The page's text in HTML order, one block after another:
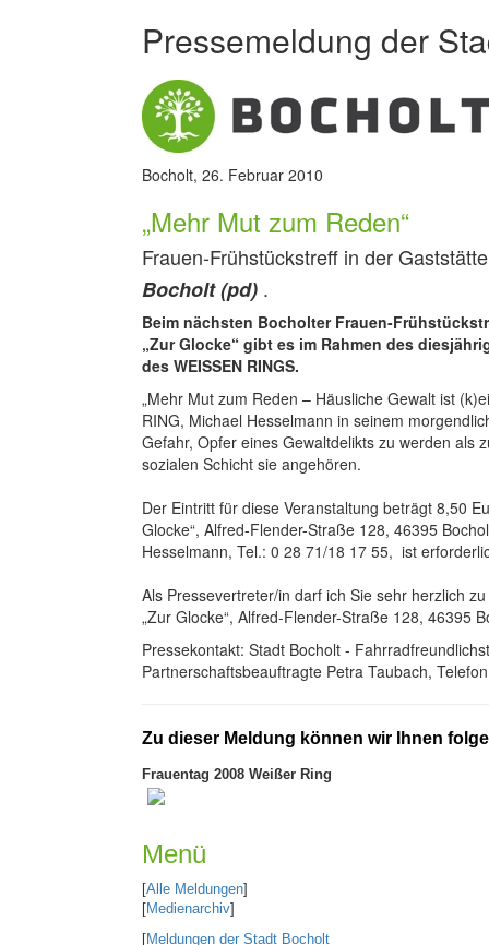
Pressemeldung der
Bocholt, 26. Februar 2010
„Mehr Mut zum Reden“
Frauen-Frühstückstreff in der
Bocholt (pd) .
Beim nächsten Bocholter Frauen-
„Zur Glocke“ gibt es im Rahmen des
des WEISSEN RINGS.
„Mehr Mut zum Reden – Häusliche Gewalt ist
RING, Michael Hesselmann in seinem
Gefahr, Opfer eines Gewaltdelikts zu werden als
sozialen Schicht sie angehören.
Der Eintritt für diese Veranstaltung beträgt 8,50
Glocke“, Alfred-Flender-Straße 128, 46395
Hesselmann, Tel.: 0 28 71/18 17 55, ist
Als Pressevertreter/in darf ich Sie sehr herzlich
„Zur Glocke“, Alfred-Flender-Straße 128, 46395
Pressekontakt: Stadt Bocholt -
Partnerschaftsbeauftragte Petra Taubach,
Zu dieser Meldung können wir Ihnen
Frauentag 2008 Weißer Ring
Menü
[Alle Meldungen]
[Medienarchiv]
[Meldungen der Stadt Bocholt